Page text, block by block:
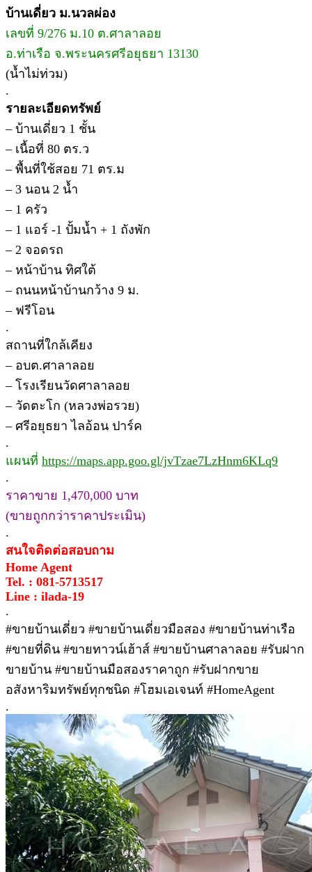
บ้านเดี่ยว ม.นวลผ่อง
เลขที่ 9/276 ม.10 ต.ศาลาลอย
อ.ท่าเรือ จ.พระนครศรีอยุธยา 13130
(น้ำไม่ท่วม)
.
รายละเอียดทรัพย์
– บ้านเดี่ยว 1 ชั้น
– เนื้อที่ 80 ตร.ว
– พื้นที่ใช้สอย 71 ตร.ม
– 3 นอน 2 น้ำ
– 1 ครัว
– 1 แอร์ -1 ปั้มน้ำ + 1 ถังพัก
– 2 จอดรถ
– หน้าบ้าน ทิศใต้
– ถนนหน้าบ้านกว้าง 9 ม.
– ฟรีโอน
.
สถานที่ใกล้เคียง
– อบต.ศาลาลอย
– โรงเรียนวัดศาลาลอย
– วัดตะโก (หลวงพ่อรวย)
– ศรีอยุธยา ไลอ้อน ปาร์ค
.
แผนที่ https://maps.app.goo.gl/jvTzae7LzHnm6KLq9
.
ราคาขาย 1,470,000 บาท
(ขายถูกกว่าราคาประเมิน)
.
สนใจติดต่อสอบถาม
Home Agent
Tel. : 081-5713517
Line : ilada-19
.
#ขายบ้านเดี่ยว #ขายบ้านเดี่ยวมือสอง #ขายบ้านท่าเรือ
#ขายที่ดิน #ขายทาวน์เฮ้าส์ #ขายบ้านศาลาลอย #รับฝาก
ขายบ้าน #ขายบ้านมือสองราคาถูก #รับฝากขาย
อสังหาริมทรัพย์ทุกชนิด #โฮมเอเจนท์ #HomeAgent
.